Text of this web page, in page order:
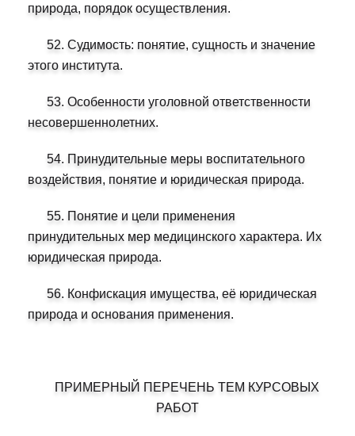
природа, порядок осуществления.
52. Судимость: понятие, сущность и значение
этого института.
53. Особенности уголовной ответственности
несовершеннолетних.
54. Принудительные меры воспитательного
воздействия, понятие и юридическая природа.
55. Понятие и цели применения
принудительных мер медицинского характера. Их
юридическая природа.
56. Конфискация имущества, её юридическая
природа и основания применения.
ПРИМЕРНЫЙ ПЕРЕЧЕНЬ ТЕМ КУРСОВЫХ
РАБОТ